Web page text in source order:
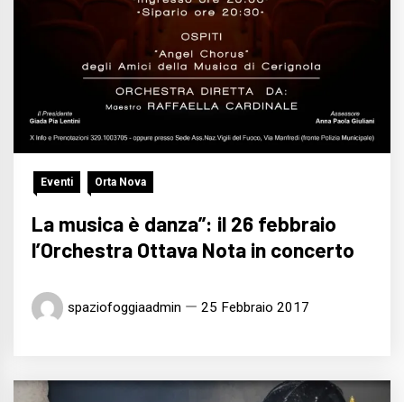
Eventi Orta Nova
La musica è danza”: il 26 febbraio
l’Orchestra Ottava Nota in concerto
spaziofoggiaadmin 25 Febbraio 2017